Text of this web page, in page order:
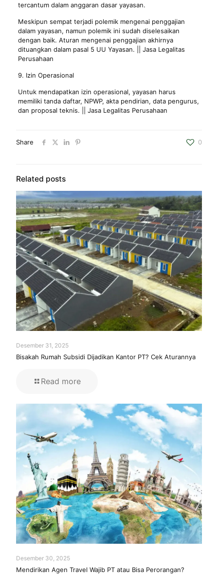
tercantum dalam anggaran dasar yayasan.
Meskipun sempat terjadi polemik mengenai penggajian
dalam yayasan, namun polemik ini sudah diselesaikan
dengan baik. Aturan mengenai penggajian akhirnya
dituangkan dalam pasal 5 UU Yayasan. || Jasa Legalitas
Perusahaan
9. Izin Operasional
Untuk mendapatkan izin operasional, yayasan harus
memiliki tanda daftar, NPWP, akta pendirian, data pengurus,
dan proposal teknis. || Jasa Legalitas Perusahaan
Share 0
Related posts
Desember 31, 2025
Bisakah Rumah Subsidi Dijadikan Kantor PT? Cek Aturannya
Read more
Desember 30, 2025
Mendirikan Agen Travel Wajib PT atau Bisa Perorangan?